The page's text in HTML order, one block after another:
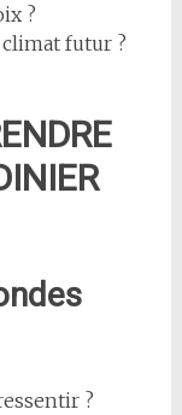
?
futur ?
?